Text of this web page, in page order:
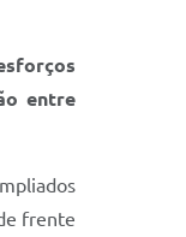
entre
frente